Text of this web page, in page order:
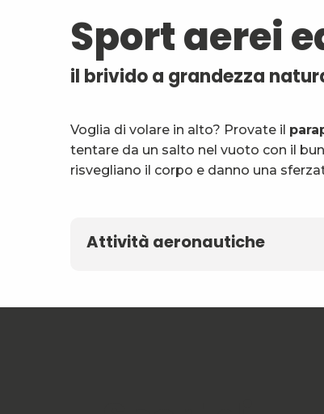
Sport aerei
il brivido a grandezza
Voglia di volare in alto? Provate il
tentare da un salto nel vuoto con il
risvegliano il corpo e danno una
Attività aeronautiche